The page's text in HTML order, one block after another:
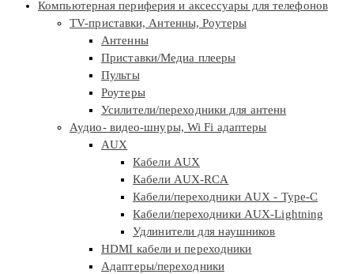
Компьютерная периферия и аксессуары для телефонов
TV-приставки, Антенны, Роутеры
Антенны
Приставки/Медиа плееры
Пульты
Роутеры
Усилители/переходники для антенн
Аудио- видео-шнуры, Wi Fi адаптеры
AUX
Кабели AUX
Кабели AUX-RCA
Кабели/переходники AUX - Type-C
Кабели/переходники AUX-Lightning
Удлинители для наушников
HDMI кабели и переходники
Адаптеры/переходники